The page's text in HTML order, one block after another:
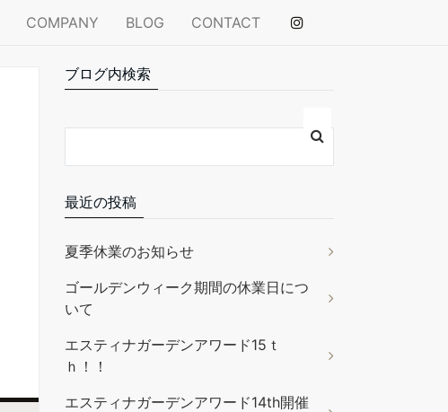
COMPANY BLOG CONTACT
ブログ内検索
最近の投稿
夏季休業のお知らせ
ゴールデンウィーク期間の休業日につ
いて
エスティナガーデンアワード15ｔ
ｈ！！
エスティナガーデンアワード14th開催